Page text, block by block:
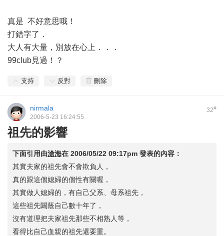
真是 不好意思哦！
打錯字了．
大人有大量，別放在心上．．．
99club見過！？
支持 反對 刪除
32#
nirmala
2006-5-23 16:24:55
祖先的影響
下面引用由滄海在 2006/05/22 09:17pm 發表的內容：
其實夫家的祖先會不會欺負人，
真的跟這個媳婦的個性有關喔，
其實做人媳婦的，有自己父系、母系祖先，
這些祖先闢蔭自己數十年了，
沒有道理把夫家祖先那些不相熟人等，
看得比自己血親的祖先還要重。